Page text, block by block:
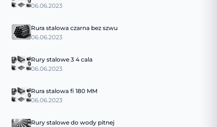
06.06.2023
Rura stalowa czarna bez szwu
06.06.2023
Rury stalowe 3 4 cala
06.06.2023
Rura stalowa fi 180 MM
06.06.2023
Rury stalowe do wody pitnej